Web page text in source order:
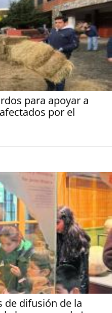
para apoyar a
por el
de difusión de la